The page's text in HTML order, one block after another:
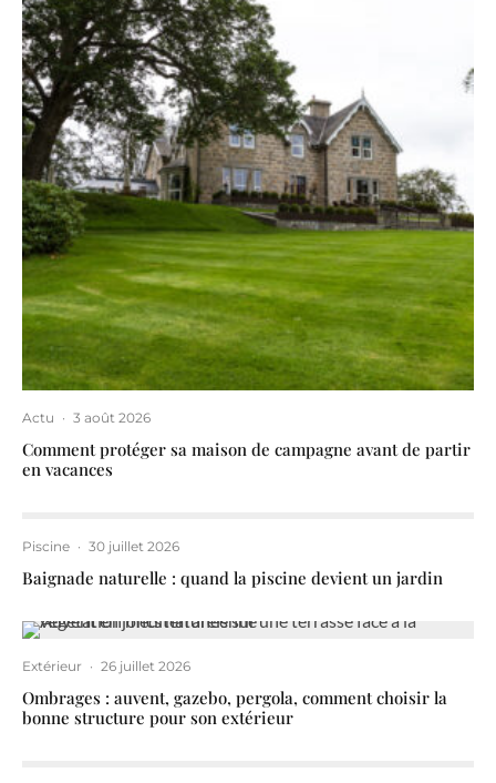
Actu · 3 août 2026
Comment protéger sa maison de campagne avant de partir
en vacances
Piscine · 30 juillet 2026
Baignade naturelle : quand la piscine devient un jardin
Extérieur · 26 juillet 2026
Ombrages : auvent, gazebo, pergola, comment choisir la
bonne structure pour son extérieur